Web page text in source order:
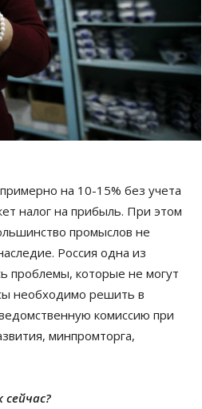
на 10-15% без учета
налог на прибыль. При этом
промыслов не
Россия одна из
проблемы, которые не могут
необходимо решить в
комиссию при
минпромторга,